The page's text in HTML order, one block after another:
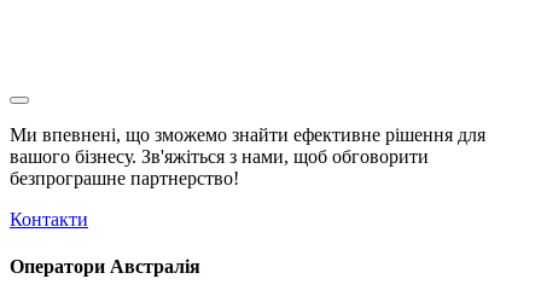
Ми впевнені, що зможемо знайти ефективне рішення для
вашого бізнесу. Зв'яжіться з нами, щоб обговорити
безпрограшне партнерство!
Контакти
Оператори Австралія